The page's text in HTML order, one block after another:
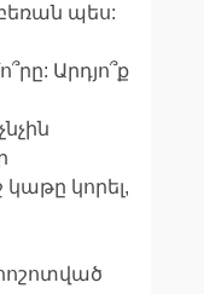
պես:
Արդյո՞ք
կաթը կորել,